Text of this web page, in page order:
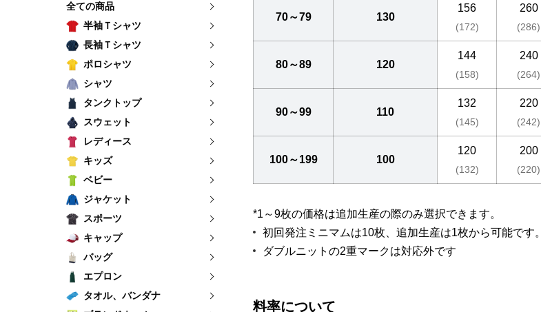
全ての商品
半袖Ｔシャツ
長袖Ｔシャツ
ポロシャツ
シャツ
タンクトップ
スウェット
レディース
キッズ
ベビー
ジャケット
スポーツ
キャップ
バッグ
エプロン
タオル、バンダナ
70～79 130
156
(172)
260
(286)
80～89 120
144
(158)
240
(264)
90～99 110
132
(145)
220
(242)
100～199 100
120
(132)
200
(220)
*1～9枚の価格は追加生産の際のみ選択できます。
初回発注ミニマムは10枚、追加生産は1枚から可能です。
ダブルニットの2重マークは対応外です
料率について